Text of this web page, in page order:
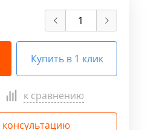
Купить в 1 клик
к сравнению
консультацию